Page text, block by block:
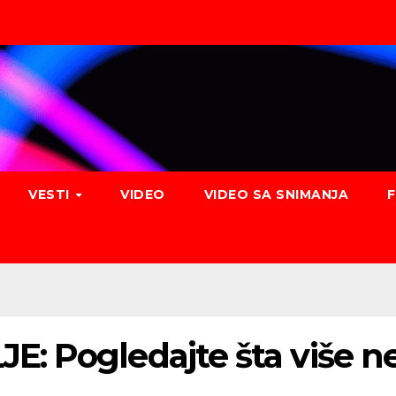
VESTI VIDEO VIDEO SA SNIMANJA
Pogledajte šta više